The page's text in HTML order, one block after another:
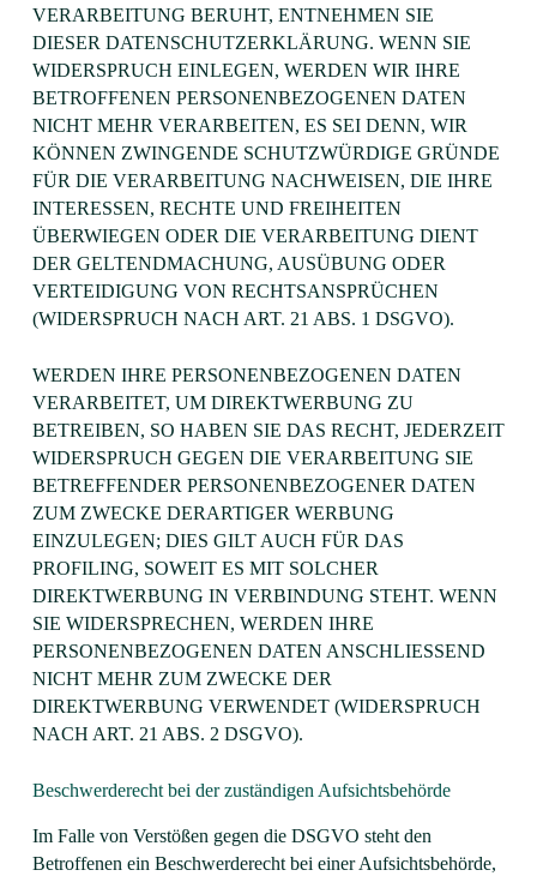
VERARBEITUNG BERUHT, ENTNEHMEN SIE
DIESER DATENSCHUTZERKLÄRUNG. WENN SIE
WIDERSPRUCH EINLEGEN, WERDEN WIR IHRE
BETROFFENEN PERSONENBEZOGENEN DATEN
NICHT MEHR VERARBEITEN, ES SEI DENN, WIR
KÖNNEN ZWINGENDE SCHUTZWÜRDIGE GRÜNDE
FÜR DIE VERARBEITUNG NACHWEISEN, DIE IHRE
INTERESSEN, RECHTE UND FREIHEITEN
ÜBERWIEGEN ODER DIE VERARBEITUNG DIENT
DER GELTENDMACHUNG, AUSÜBUNG ODER
VERTEIDIGUNG VON RECHTSANSPRÜCHEN
(WIDERSPRUCH NACH ART. 21 ABS. 1 DSGVO).
WERDEN IHRE PERSONENBEZOGENEN DATEN
VERARBEITET, UM DIREKTWERBUNG ZU
BETREIBEN, SO HABEN SIE DAS RECHT, JEDERZEIT
WIDERSPRUCH GEGEN DIE VERARBEITUNG SIE
BETREFFENDER PERSONENBEZOGENER DATEN
ZUM ZWECKE DERARTIGER WERBUNG
EINZULEGEN; DIES GILT AUCH FÜR DAS
PROFILING, SOWEIT ES MIT SOLCHER
DIREKTWERBUNG IN VERBINDUNG STEHT. WENN
SIE WIDERSPRECHEN, WERDEN IHRE
PERSONENBEZOGENEN DATEN ANSCHLIESSEND
NICHT MEHR ZUM ZWECKE DER
DIREKTWERBUNG VERWENDET (WIDERSPRUCH
NACH ART. 21 ABS. 2 DSGVO).
Beschwerde­recht bei der zuständigen Aufsichts­behörde
Im Falle von Verstößen gegen die DSGVO steht den
Betroffenen ein Beschwerderecht bei einer Aufsichtsbehörde,